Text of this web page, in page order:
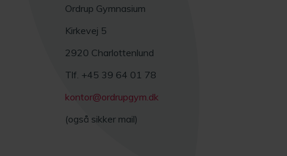
Ordrup Gymnasium
Kirkevej 5
2920 Charlottenlund
Tlf. +45 39 64 01 78
kontor@ordrupgym.dk
(også sikker mail)